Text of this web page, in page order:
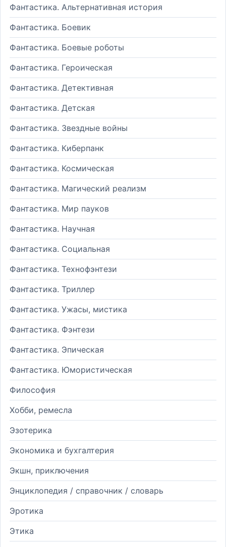
Фантастика. Альтернативная история
Фантастика. Боевик
Фантастика. Боевые роботы
Фантастика. Героическая
Фантастика. Детективная
Фантастика. Детская
Фантастика. Звездные войны
Фантастика. Киберпанк
Фантастика. Космическая
Фантастика. Магический реализм
Фантастика. Мир пауков
Фантастика. Научная
Фантастика. Социальная
Фантастика. Технофэнтези
Фантастика. Триллер
Фантастика. Ужасы, мистика
Фантастика. Фэнтези
Фантастика. Эпическая
Фантастика. Юмористическая
Философия
Хобби, ремесла
Эзотерика
Экономика и бухгалтерия
Экшн, приключения
Энциклопедия / справочник / словарь
Эротика
Этика